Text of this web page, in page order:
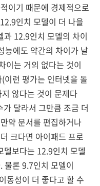
이기 때문에 경제적으로
인치 모델이 더 나을
12.9인치 모델의 차이
능에도 약간의 차이가 날
이는 거의 없다는 것이
이런 평가는 인터넷을 돌
않다는 것이 문제다
달라서 그만큼 조금 더
약 문서를 편집하거나
크다면 아이패드 프로
델보다는 12.9인치 모델
물론 9.7인치 모델이
동성이 더 좋다고 할 수